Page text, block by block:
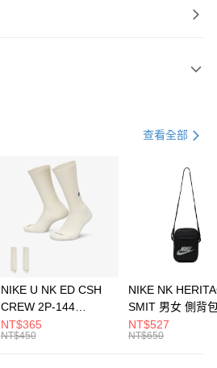
21家銀行
第一商業銀行
彰化商業銀行
查看全部
NIKE U NK ED CSH
CREW 2P-144
EMBRDY 男女 短統襪
FZ3073133
NT$365
NT$450
NIKE NK
SMIT 男女 側背
BA5871010
NT$527
NT$650